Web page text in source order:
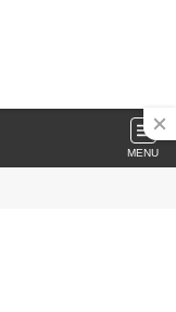
MENU